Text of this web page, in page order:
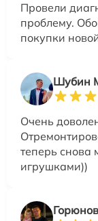
Провели
проблему.
покупки
Шубин
Очень
теперь снова
игрушками))